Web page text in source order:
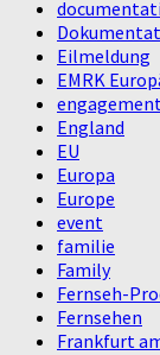
Eilmeldung
EMRK
England
EU
Europa
Europe
event
familie
Family
Fernseh-
Fernsehen
Frankfurt